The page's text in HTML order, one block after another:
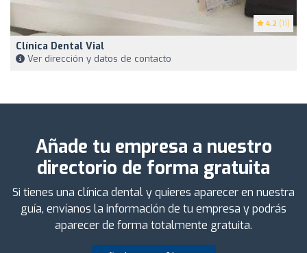
4.2 (11)
Clínica Dental Vial
Ver dirección y datos de contacto
Añade tu empresa a nuestro
directorio de forma gratuita
Si tienes una clínica dental y quieres aparecer en nuestra
guía, envíanos la información de tu empresa y podrás
aparecer de forma totalmente gratuita.